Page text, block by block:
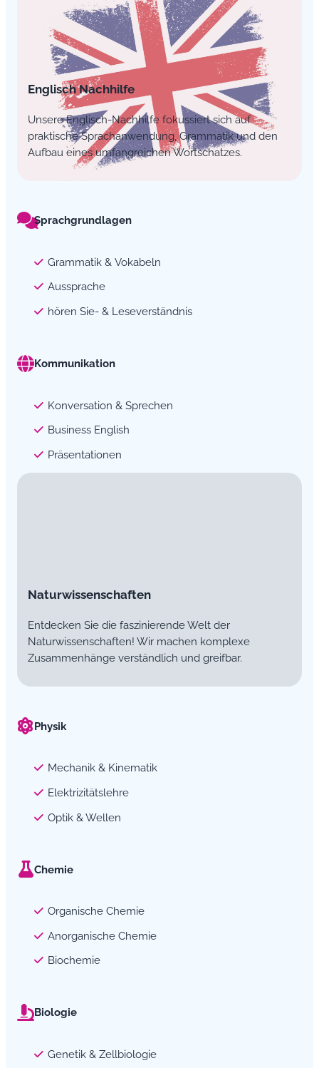
Englisch Nachhilfe
Unsere Englisch-Nachhilfe fokussiert sich auf
praktische Sprachanwendung, Grammatik und den
Aufbau eines umfangreichen Wortschatzes.
Sprachgrundlagen
Grammatik & Vokabeln
Aussprache
hören Sie- & Leseverständnis
Kommunikation
Konversation & Sprechen
Business English
Präsentationen
Naturwissenschaften
Entdecken Sie die faszinierende Welt der
Naturwissenschaften! Wir machen komplexe
Zusammenhänge verständlich und greifbar.
Physik
Mechanik & Kinematik
Elektrizitätslehre
Optik & Wellen
Chemie
Organische Chemie
Anorganische Chemie
Biochemie
Biologie
Genetik & Zellbiologie